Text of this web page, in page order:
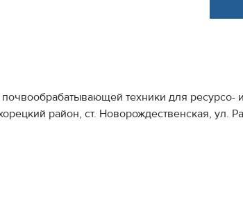
почвообрабатывающей техники для
район, ст. Новорождественская, ул.